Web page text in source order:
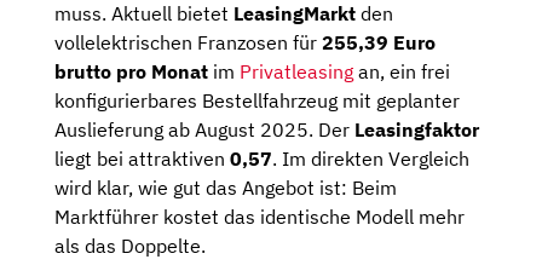
muss. Aktuell bietet LeasingMarkt den
vollelektrischen Franzosen für 255,39 Euro
brutto pro Monat im Privatleasing an, ein frei
konfigurierbares Bestellfahrzeug mit geplanter
Auslieferung ab August 2025. Der Leasingfaktor
liegt bei attraktiven 0,57. Im direkten Vergleich
wird klar, wie gut das Angebot ist: Beim
Marktführer kostet das identische Modell mehr
als das Doppelte.